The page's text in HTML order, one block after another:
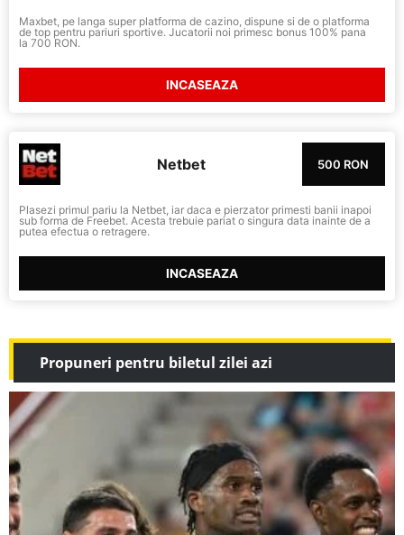
Maxbet, pe langa super platforma de cazino, dispune si de o platforma
de top pentru pariuri sportive. Jucatorii noi primesc bonus 100% pana
la 700 RON.
INCASEAZA
Netbet 500 RON
Plasezi primul pariu la Netbet, iar daca e pierzator primesti banii inapoi
sub forma de Freebet. Acesta trebuie pariat o singura data inainte de a
putea efectua o retragere.
INCASEAZA
Propuneri pentru biletul zilei azi